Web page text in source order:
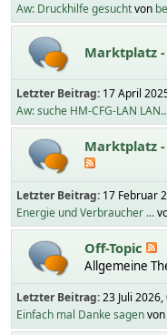
Aw: Druckhilfe gesuchtvon
Marktplatz
Letzter Beitrag: 17 April
Aw: suche HM-CFG-LAN
Marktplatz
Letzter Beitrag: 17 Februar
Energie und Verbraucher ...
Off-Topic
Allgemeine
Letzter Beitrag:23 Juli
Einfach mal Danke sagenvon